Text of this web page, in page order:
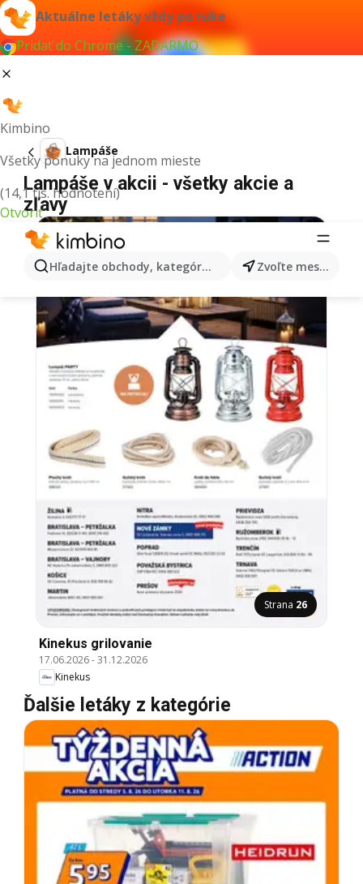
Aktuálne letáky vždy po ruke
Pridať do Chrome - ZADARMO
Kimbino
Všetky ponuky na jednom mieste
(14,1 tis. hodnotení)
Otvoriť
Hľadajte obchody, kategórie, produkty... Zvoľte mesto
Lampáše
Lampáše v akcii - všetky akcie a
zľavy
Strana 26
Kinekus grilovanie
17.06.2026-31.12.2026
Kinekus
Ďalšie letáky z kategórie